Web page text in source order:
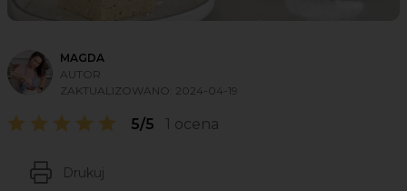
MAGDA
AUTOR
ZAKTUALIZOWANO: 2024-04-19
5/5 1 ocena
Drukuj